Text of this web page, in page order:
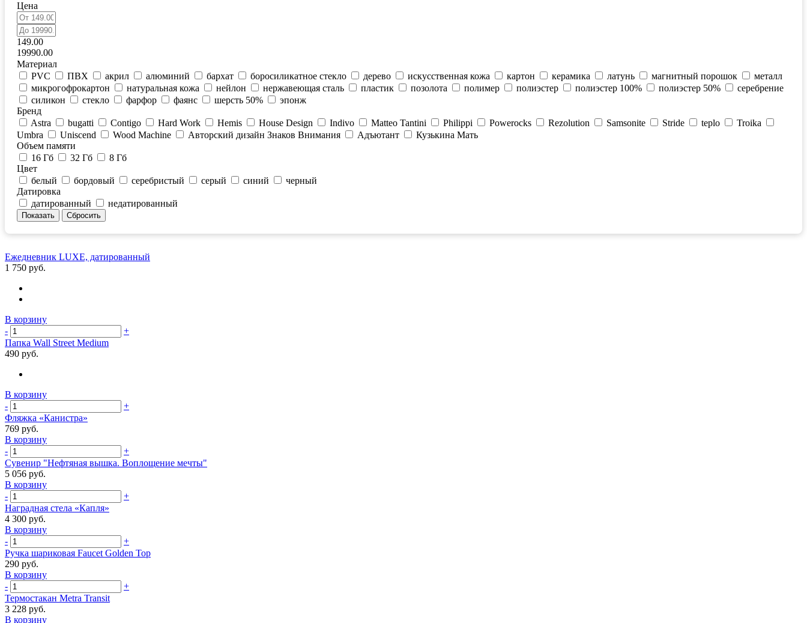
Цена
149.00
19990.00
Материал
PVC
ПВХ акрил алюминий бархат боросиликатное стекло дерево искусственная кожа картон керамика латунь магнитный порошок
металл
микрогофрокартон
натуральная кожа нейлон нержавеющая сталь пластик позолота полимер полиэстер полиэстер 100% полиэстер 50%
серебрение
силикон
стекло фарфор фаянс шерсть 50%
эпонж
Бренд
Astra
bugatti Contigo Hard Work Hemis House Design Indivo Matteo Tantini Philippi Powerocks Rezolution Samsonite Stride teplo
Troika
Umbra
Uniscend Wood Machine Авторский дизайн Знаков Внимания Адъютант
Кузькина Мать
Объем памяти
16 Гб
32 Гб
8 Гб
Цвет
белый
бордовый серебристый серый синий
черный
Датировка
датированный
недатированный
Ежедневник LUXE, датированный
1 750 руб.
В корзину
-
+
Папка Wall Street Medium
490 руб.
В корзину
-
+
Фляжка «Канистра»
769 руб.
В корзину
-
+
Сувенир "Нефтяная вышка. Воплощение мечты"
5 056 руб.
В корзину
-
+
Наградная стела «Капля»
4 300 руб.
В корзину
-
+
Ручка шариковая Faucet Golden Top
290 руб.
В корзину
-
+
Термостакан Metra Transit
3 228 руб.
В корзину